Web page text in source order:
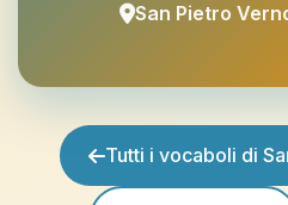
San Pietro
Tutti i vocaboli di